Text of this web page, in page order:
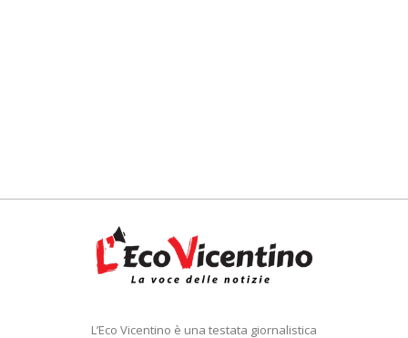
L’Eco Vicentino è una testata giornalistica